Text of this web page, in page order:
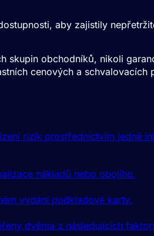
aby zajistily
obchodníků, nikoli
cenových a schvalovacích
rizik prostřednictvím jedné
nákladů nebo obojího.
vydání podkladové karty.
dvěma z následujících